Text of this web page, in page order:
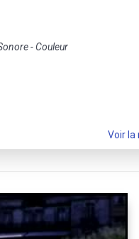
- Couleur
Voir la